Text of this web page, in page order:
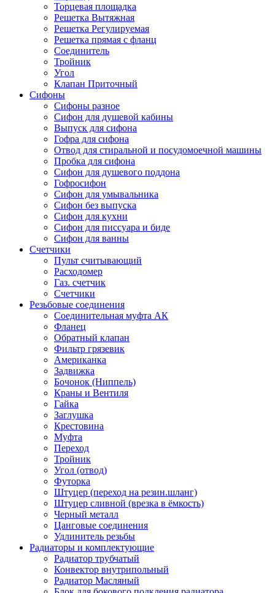
Торцевая площадка
Решетка Вытяжная
Решетка Регулируемая
Решетка прямая с фланц
Соединитель
Тройник
Угол
Клапан Приточный
Сифоны
Сифоны разное
Сифон для душевой кабины
Выпуск для сифона
Гофра для сифона
Отвод для стиральной и посудомоечной машины
Пробка для сифона
Сифон для душевого поддона
Гофросифон
Сифон для умывальника
Сифон без выпуска
Сифон для кухни
Сифон для писсуара и биде
Сифон для ванны
Счетчики
Пульт считывающий
Расходомер
Газ. счетчик
Счетчики
Резьбовые соединения
Соединительная муфта АК
Фланец
Обратный клапан
Фильтр грязевик
Американка
Задвижка
Бочонок (Ниппель)
Краны и Вентиля
Гайка
Заглушка
Крестовина
Муфта
Переход
Тройник
Угол (отвод)
Футорка
Штуцер (переход на резин.шланг)
Штуцер сливной (врезка в ёмкость)
Черный металл
Цанговые соединения
Удлинитель резьбы
Радиаторы и комплектующие
Радиатор трубчатый
Конвектор внутрипольный
Радиатор Масляный